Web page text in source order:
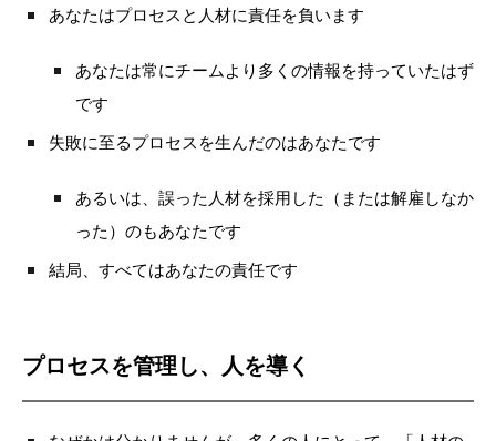
あなたはプロセスと人材に責任を負います
あなたは常にチームより多くの情報を持っていたはず
です
失敗に至るプロセスを生んだのはあなたです
あるいは、誤った人材を採用した（または解雇しなか
った）のもあなたです
結局、すべてはあなたの責任です
プロセスを管理し、人を導く